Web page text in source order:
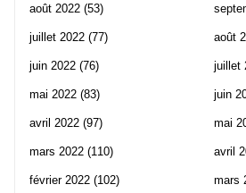
août 2022 (53)
juillet 2022 (77)
juin 2022 (76)
mai 2022 (83)
avril 2022 (97)
mars 2022 (110)
février 2022 (102)
août
juillet
juin
mai
avril
mars